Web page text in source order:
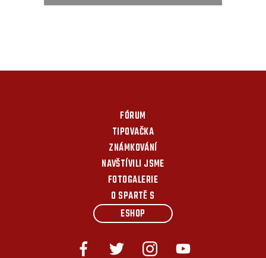
FÓRUM
TIPOVAČKA
ZNÁMKOVÁNÍ
NAVŠTÍVILI JSME
FOTOGALERIE
O SPARTĚ S
ESHOP